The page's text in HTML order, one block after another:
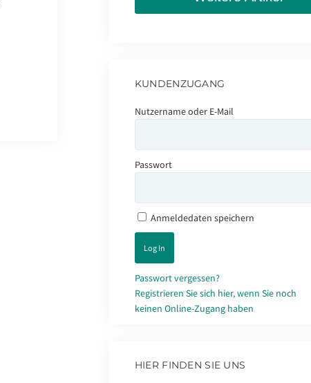
KUNDENZUGANG
Nutzername oder E-Mail
Passwort
Anmeldedaten speichern
Passwort vergessen?
Registrieren Sie sich hier, wenn Sie noch
keinen Online-Zugang haben
HIER FINDEN SIE UNS